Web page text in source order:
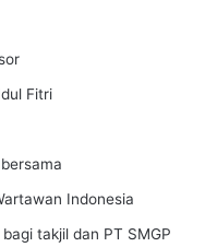
Fitri
Indonesia
takjil dan PT SMGP